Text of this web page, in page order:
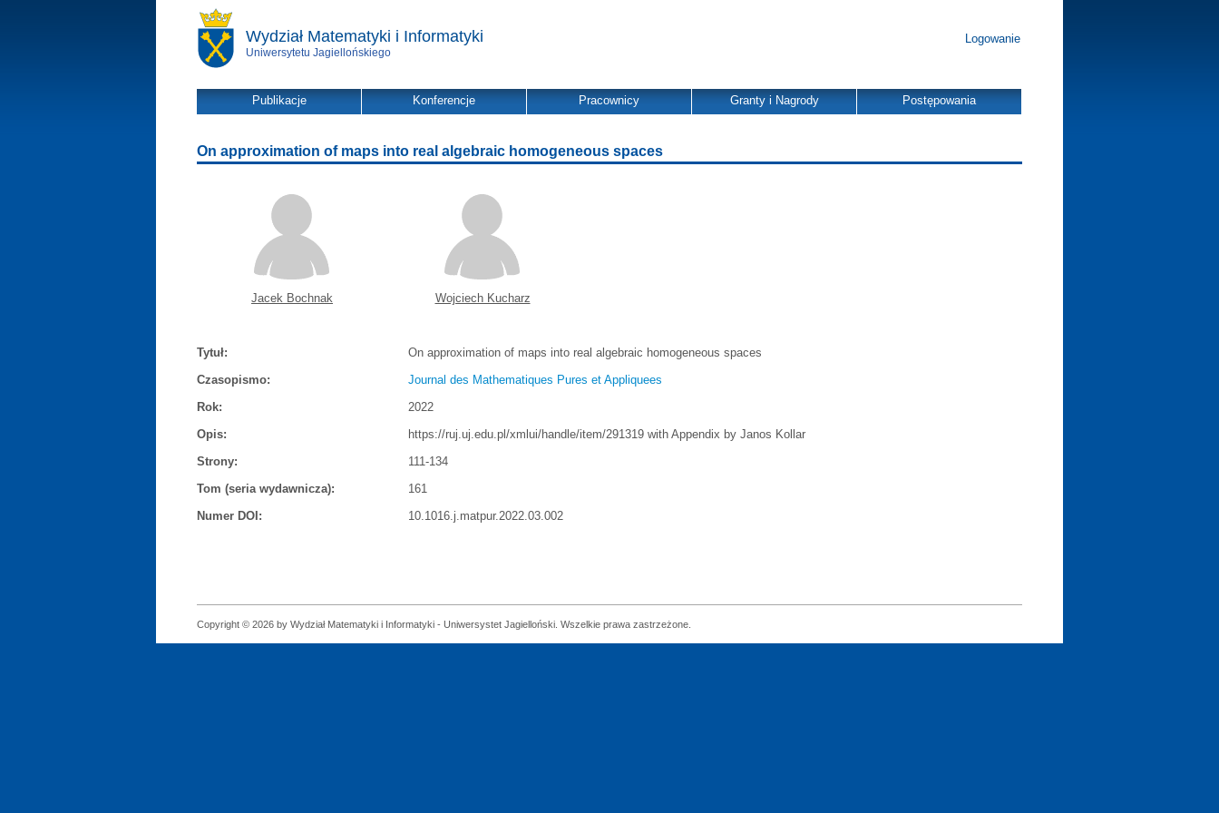
Wydział Matematyki i Informatyki
Uniwersytetu Jagiellońskiego
Logowanie
Publikacje Konferencje Pracownicy Granty i Nagrody Postępowania
On approximation of maps into real algebraic homogeneous spaces
Jacek Bochnak Wojciech Kucharz
Tytuł:
On approximation of maps into real algebraic homogeneous spaces
Czasopismo:
Journal des Mathematiques Pures et Appliquees
Rok:
2022
Opis:
https://ruj.uj.edu.pl/xmlui/handle/item/291319 with Appendix by Janos Kollar
Strony:
111-134
Tom (seria wydawnicza):
161
Numer DOI:
10.1016.j.matpur.2022.03.002
Copyright © 2026 by Wydział Matematyki i Informatyki - Uniwersystet Jagielloński. Wszelkie prawa zastrzeżone.